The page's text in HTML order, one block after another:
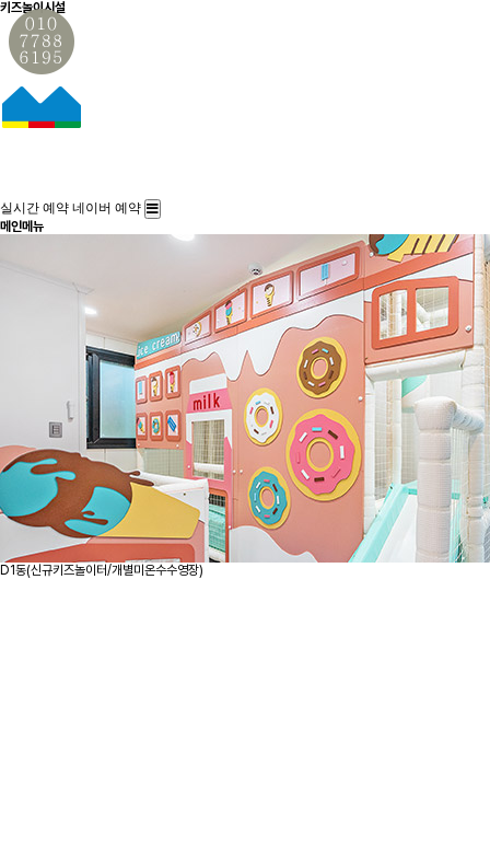
키즈놀이시설
실시간 예약 네이버 예약
메인메뉴
D1동(신규키즈놀이터/개별미온수수영장)